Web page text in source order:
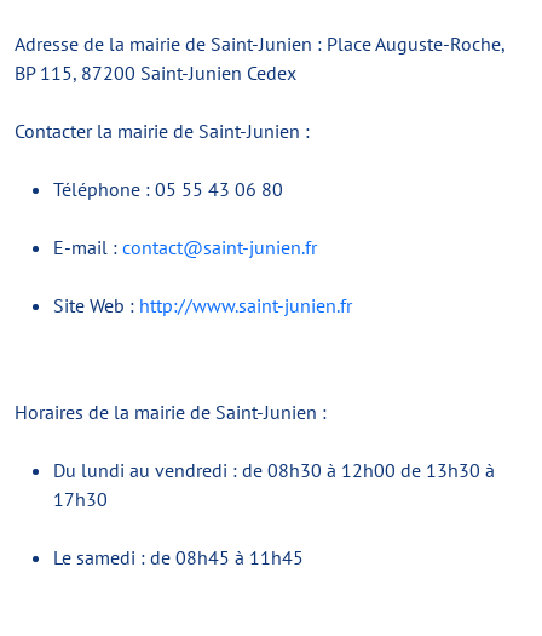
Adresse de la mairie de Saint-Junien : Place Auguste-Roche,
BP 115, 87200 Saint-Junien Cedex
Contacter la mairie de Saint-Junien :
Téléphone : 05 55 43 06 80
E-mail : contact@saint-junien.fr
Site Web : http://www.saint-junien.fr
Horaires de la mairie de Saint-Junien :
Du lundi au vendredi : de 08h30 à 12h00 de 13h30 à
17h30
Le samedi : de 08h45 à 11h45